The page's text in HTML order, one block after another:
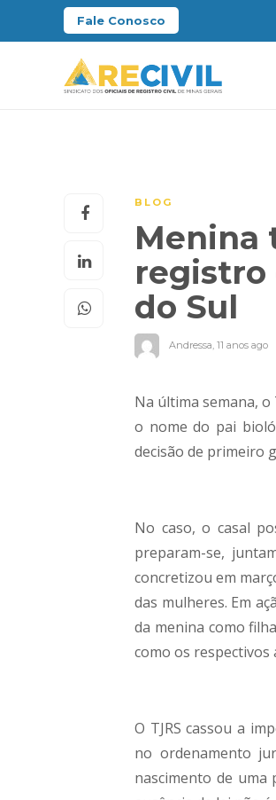
Fale Conosco
BLOG
Menina
registro
do Sul
Andressa, 11 anos ago
Na última semana, o
o nome do pai
decisão de primeiro
No caso, o casal
preparam-se,
concretizou em
das mulheres. Em
da menina como
como os respectivos
O TJRS cassou a
no ordenamento
nascimento de uma